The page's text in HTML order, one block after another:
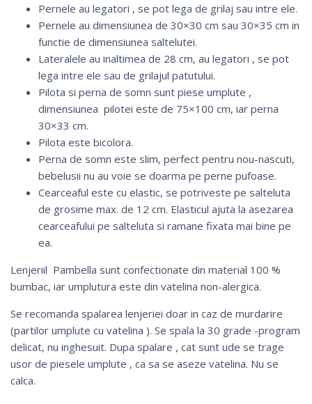
Pernele au legatori , se pot lega de grilaj sau intre ele.
Pernele au dimensiunea de 30×30 cm sau 30×35 cm in
functie de dimensiunea saltelutei.
Lateralele au inaltimea de 28 cm, au legatori , se pot
lega intre ele sau de grilajul patutului.
Pilota si perna de somn sunt piese umplute ,
dimensiunea pilotei este de 75×100 cm, iar perna
30×33 cm.
Pilota este bicolora.
Perna de somn este slim, perfect pentru nou-nascuti,
bebelusii nu au voie se doarma pe perne pufoase.
Cearceaful este cu elastic, se potriveste pe salteluta
de grosime max. de 12 cm. Elasticul ajuta la asezarea
cearceafului pe salteluta si ramane fixata mai bine pe
ea.
Lenjeriil Pambella sunt confectionate din material 100 %
bumbac, iar umplutura este din vatelina non-alergica.
Se recomanda spalarea lenjeriei doar in caz de murdarire
(partilor umplute cu vatelina ). Se spala la 30 grade -program
delicat, nu inghesuit. Dupa spalare , cat sunt ude se trage
usor de piesele umplute , ca sa se aseze vatelina. Nu se
calca.